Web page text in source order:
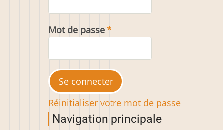
Mot de passe
Réinitialiser votre mot de passe
Navigation principale